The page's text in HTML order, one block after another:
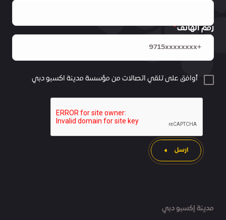
مدينة إكسبو دبي
رقم الهاتف
أوافق على تلقي اتصالات من مؤسسة مدينة اكسبو دبي
ارسل